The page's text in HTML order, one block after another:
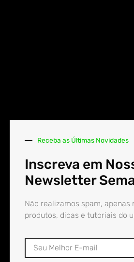
Receba as Últimas Novidades
Inscreva em
Newsletter
Não realizamos spam, apenas
produtos, dicas e tutoriais do